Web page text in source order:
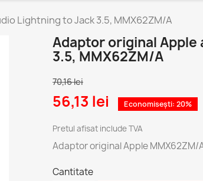
Lightning to Jack 3.5, MMX62ZM/A
Adaptor original Apple
3.5, MMX62ZM/A
70,16 lei
56,13 lei Economisești: 20%
Pretul afisat include TVA
Adaptor original Apple MMX62ZM/
Cantitate